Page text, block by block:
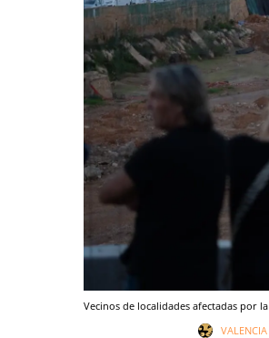
Vecinos de localidades afectadas por
VALENCIA